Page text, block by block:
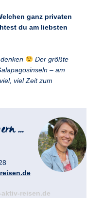
ganz privaten
du am liebsten
Der größte
– am
viel Zeit zum
reisen.de